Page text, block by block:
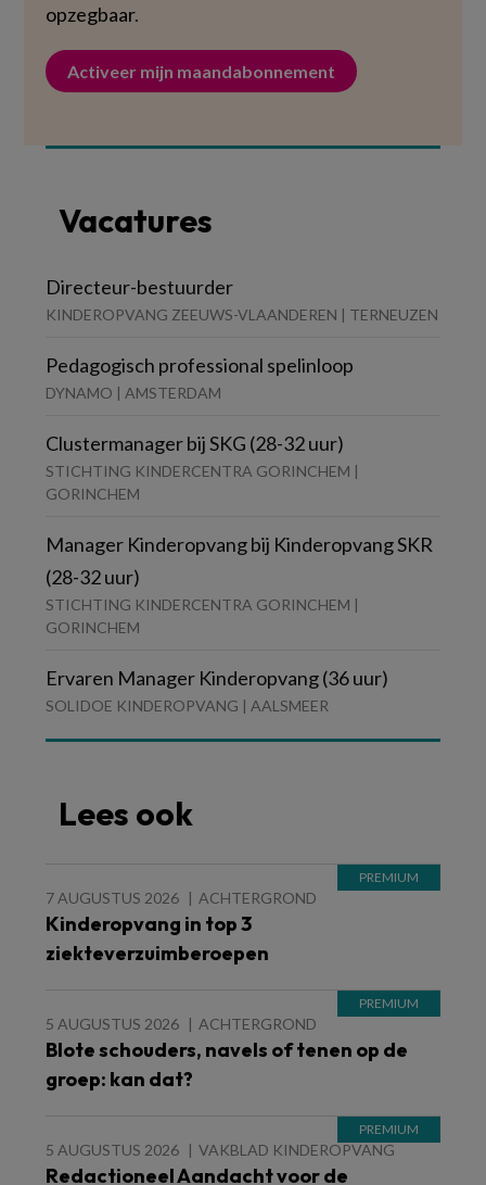
opzegbaar.
Activeer mijn maandabonnement
Vacatures
Directeur-bestuurder
KINDEROPVANG ZEEUWS-VLAANDEREN | TERNEUZEN
Pedagogisch professional spelinloop
DYNAMO | AMSTERDAM
Clustermanager bij SKG (28-32 uur)
STICHTING KINDERCENTRA GORINCHEM |
GORINCHEM
Manager Kinderopvang bij Kinderopvang SKR
(28-32 uur)
STICHTING KINDERCENTRA GORINCHEM |
GORINCHEM
Ervaren Manager Kinderopvang (36 uur)
SOLIDOE KINDEROPVANG | AALSMEER
Lees ook
7 AUGUSTUS 2026 ACHTERGROND
Kinderopvang in top 3
ziekteverzuimberoepen
5 AUGUSTUS 2026 ACHTERGROND
Blote schouders, navels of tenen op de
groep: kan dat?
5 AUGUSTUS 2026 VAKBLAD KINDEROPVANG
Redactioneel Aandacht voor de